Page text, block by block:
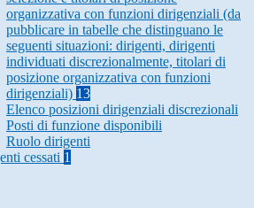
organizzativa con funzioni dirigenziali (da
pubblicare in tabelle che distinguano le
seguenti situazioni: dirigenti, dirigenti
individuati discrezionalmente, titolari di
posizione organizzativa con funzioni
dirigenziali) 13
Elenco posizioni dirigenziali discrezionali
Posti di funzione disponibili
Ruolo dirigenti
cessati 1